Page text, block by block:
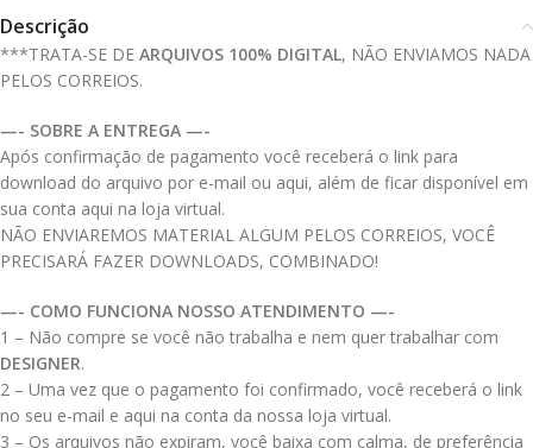
Descrição
***TRATA-SE DE ARQUIVOS 100% DIGITAL, NÃO ENVIAMOS NADA
PELOS CORREIOS.
—- SOBRE A ENTREGA —-
Após confirmação de pagamento você receberá o link para
download do arquivo por e-mail ou aqui, além de ficar disponível em
sua conta aqui na loja virtual.
NÃO ENVIAREMOS MATERIAL ALGUM PELOS CORREIOS, VOCÊ
PRECISARÁ FAZER DOWNLOADS, COMBINADO!
—- COMO FUNCIONA NOSSO ATENDIMENTO —-
1 – Não compre se você não trabalha e nem quer trabalhar com
DESIGNER.
2 – Uma vez que o pagamento foi confirmado, você receberá o link
no seu e-mail e aqui na conta da nossa loja virtual.
3 – Os arquivos não expiram, você baixa com calma, de preferência